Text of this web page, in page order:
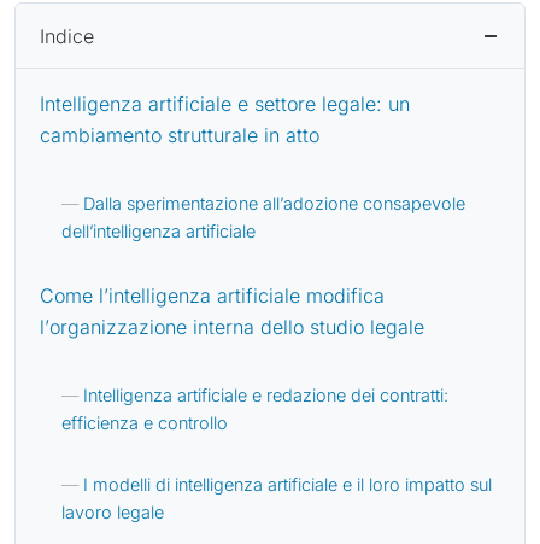
Indice
Intelligenza artificiale e settore legale: un
cambiamento strutturale in atto
Dalla sperimentazione all’adozione consapevole
dell’intelligenza artificiale
Come l’intelligenza artificiale modifica
l’organizzazione interna dello studio legale
Intelligenza artificiale e redazione dei contratti:
efficienza e controllo
I modelli di intelligenza artificiale e il loro impatto sul
lavoro legale